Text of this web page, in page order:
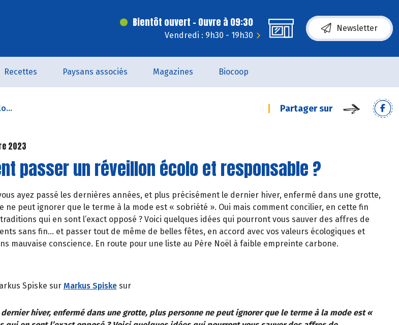
Bientôt ouvert - Ouvre à 09:30
Vendredi : 9h30 - 19h30
Newsletter
Recettes Paysans associés Magazines Biocoop
Partager sur
2023
passer un réveillon écolo et responsable ?
ayez passé les dernières années, et plus précisément le dernier hiver, enfermé dans une grotte,
ne peut ignorer que le terme à la mode est « sobriété ». Oui mais comment concilier, en cette fin
traditions qui en sont l’exact opposé ? Voici quelques idées qui pourront vous sauver des affres de
sans fin... et passer tout de même de belles fêtes, en accord avec vos valeurs écologiques et
mauvaise conscience. En route pour une liste au Père Noël à faible empreinte carbone.
Spiske sur Markus Spiskesur
hiver, enfermé dans une grotte, plus personne ne peut ignorer que le terme à la mode est «